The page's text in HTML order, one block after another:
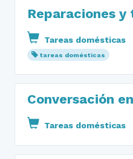
Reparaciones
Tareas domésticas
tareas domésticas
Conversación
Tareas domésticas